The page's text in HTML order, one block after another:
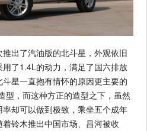
出了汽油版的北斗星，外观依旧
了1.4L的动力，满足了国六排放
星一直抱有情怀的原因更主要的
型，而这种方正的造型之下，虽然
却可以做到极致，乘坐五个成年
铃木推出中国市场、昌河被收